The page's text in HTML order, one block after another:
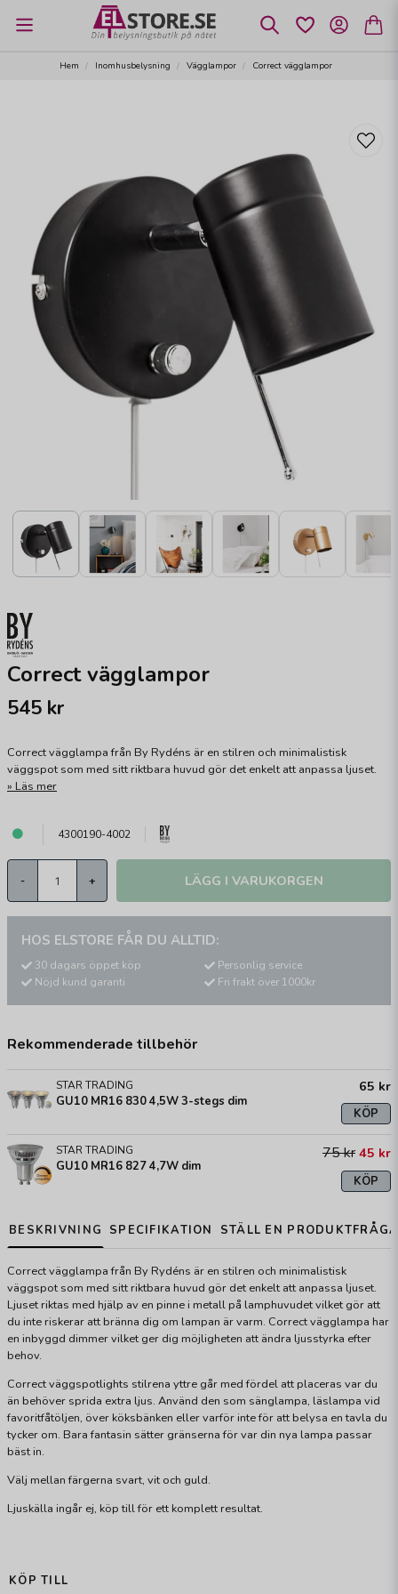
Hem Inomhusbelysning Vägglampor Correct vägglampor
Correct vägglampor
545 kr
Correct vägglampa från By Rydéns är en stilren och minimalistisk
väggspot som med sitt riktbara huvud gör det enkelt att anpassa ljuset.
Läs mer
4300190-4002
- + LÄGG I VARUKORGEN
HOS ELSTORE FÅR DU ALLTID:
30 dagars öppet köp
Nöjd kund garanti
Personlig service
Fri frakt över 1000kr
Rekommenderade tillbehör
STAR TRADING
GU10 MR16 830 4,5W 3-stegs dim
65 kr
KÖP
STAR TRADING
GU10 MR16 827 4,7W dim
75 kr 45 kr
KÖP
BESKRIVNING SPECIFIKATION STÄLL EN
Correct vägglampa från By Rydéns är en stilren och minimalistisk
väggspot som med sitt riktbara huvud gör det enkelt att anpassa ljuset.
Ljuset riktas med hjälp av en pinne i metall på lamphuvudet vilket gör att
du inte riskerar att bränna dig om lampan är varm. Correct vägglampa har
en inbyggd dimmer vilket ger dig möjligheten att ändra ljusstyrka efter
behov.
Correct väggspotlights stilrena yttre går med fördel att placeras var du
än behöver sprida extra ljus. Använd den som sänglampa, läslampa vid
favoritfåtöljen, över köksbänken eller varför inte för att belysa en tavla du
tycker om. Bara fantasin sätter gränserna för var din nya lampa passar
bäst in.
Välj mellan färgerna svart, vit och guld.
Ljuskälla ingår ej, köp till för ett komplett resultat.
KÖP TILL